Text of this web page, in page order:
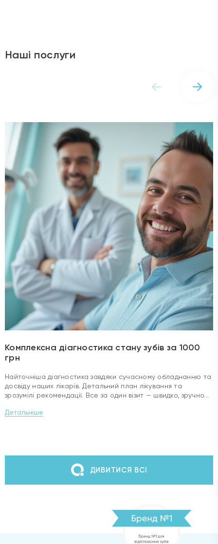
Наші послуги
Комплексна діагностика стану зубів за 1000
грн
Найточніша діагностика завдяки сучасному обладнанню та
досвіду наших лікарів. Детальний план лікування та
зрозумілі рекомендації. Все за один візит — швидко, зручно...
Детальніше
ДИВИТИСЯ ВСІ